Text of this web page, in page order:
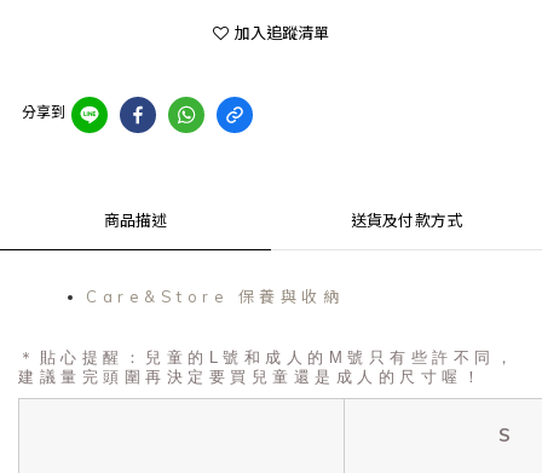
加入追蹤清單
分享到
商品描述 送貨及付款方式
Care&Store 保養與收納
＊貼心提醒：兒童的L號和成人的M號只有些許不同，
建議量完頭圍再決定要買兒童還是成人的尺寸喔！
S